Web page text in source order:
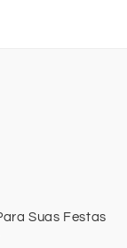
Suas Festas